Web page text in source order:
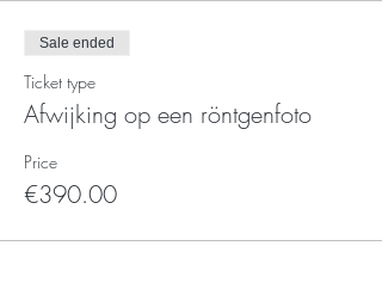
Sale ended
Ticket type
Afwijking op een röntgenfoto
Price
€390.00